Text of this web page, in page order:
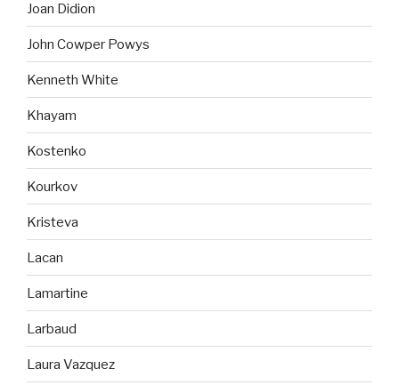
Joan Didion
John Cowper Powys
Kenneth White
Khayam
Kostenko
Kourkov
Kristeva
Lacan
Lamartine
Larbaud
Laura Vazquez